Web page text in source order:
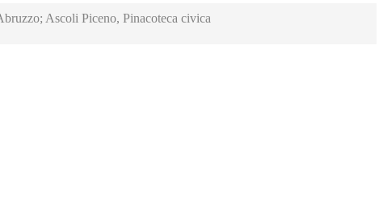
Ascoli Piceno, Pinacoteca civica